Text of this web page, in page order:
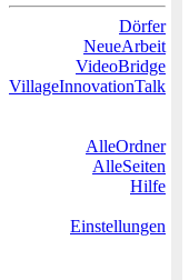
Dörfer
NeueArbeit
VideoBridge
VillageInnovationTalk
AlleOrdner
AlleSeiten
Hilfe
Einstellungen